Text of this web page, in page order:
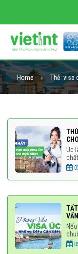
Home Thẻ: visa
Úc
lựa